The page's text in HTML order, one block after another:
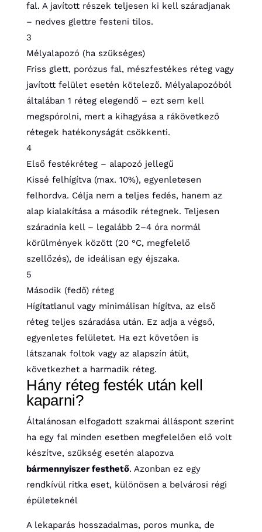
fal. A javított részek teljesen ki kell száradjanak
– nedves glettre festeni tilos.
3
Mélyalapozó (ha szükséges)
Friss glett, porózus fal, mészfestékes réteg vagy
javított felület esetén kötelező. Mélyalapozóból
általában 1 réteg elegendő – ezt sem kell
megspórolni, mert a kihagyása a rákövetkező
rétegek hatékonyságát csökkenti.
4
Első festékréteg – alapozó jellegű
Kissé felhígítva (max. 10%), egyenletesen
felhordva. Célja nem a teljes fedés, hanem az
alap kialakítása a második rétegnek. Teljesen
száradnia kell – legalább 2–4 óra normál
körülmények között (20 °C, megfelelő
szellőzés), de ideálisan egy éjszaka.
5
Második (fedő) réteg
Hígítatlanul vagy minimálisan hígítva, az első
réteg teljes száradása után. Ez adja a végső,
egyenletes felületet. Ha ezt követően is
látszanak foltok vagy az alapszín átüt,
következhet a harmadik réteg.
Hány réteg festék után kell
kaparni?
Általánosan elfogadott szakmai álláspont szerint
ha egy fal minden esetben megfelelően elő volt
készítve, szükség esetén alapozva
bármennyiszer festhető. Azonban ez egy
rendkívül ritka eset, különösen a belvárosi régi
épületeknél
A lekaparás hosszadalmas, poros munka, de